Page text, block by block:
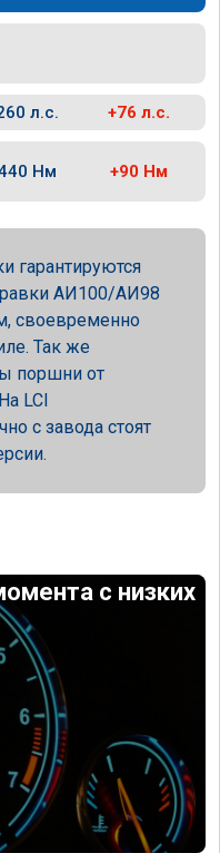
л.с. +76 л.с.
Нм +90 Нм
гарантируются
АИ100/АИ98
своевременно
Так же
поршни от
LCI
с завода стоят
с низких